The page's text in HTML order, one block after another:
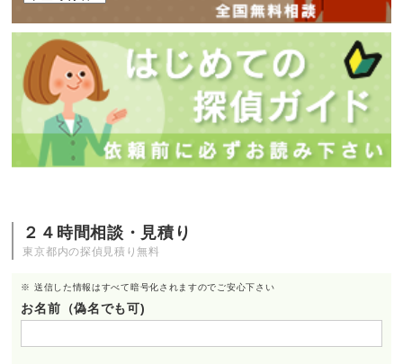
２４時間相談・見積り
東京都内の探偵見積り無料
※ 送信した情報はすべて暗号化されますのでご安心下さい
お名前（偽名でも可)